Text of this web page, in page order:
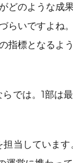
どのような成
らいですよね
指標となるよ
では。1部は
当していま